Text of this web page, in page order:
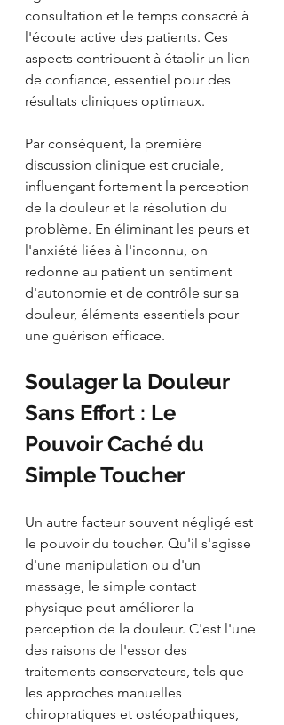
consultation et le temps consacré à
l'écoute active des patients. Ces
aspects contribuent à établir un lien
de confiance, essentiel pour des
résultats cliniques optimaux.
Par conséquent, la première
discussion clinique est cruciale,
influençant fortement la perception
de la douleur et la résolution du
problème. En éliminant les peurs et
l'anxiété liées à l'inconnu, on
redonne au patient un sentiment
d'autonomie et de contrôle sur sa
douleur, éléments essentiels pour
une guérison efficace.
Soulager la Douleur
Sans Effort : Le
Pouvoir Caché du
Simple Toucher
Un autre facteur souvent négligé est
le pouvoir du toucher. Qu'il s'agisse
d'une manipulation ou d'un
massage, le simple contact
physique peut améliorer la
perception de la douleur. C'est l'une
des raisons de l'essor des
traitements conservateurs, tels que
les approches manuelles
chiropratiques et ostéopathiques,